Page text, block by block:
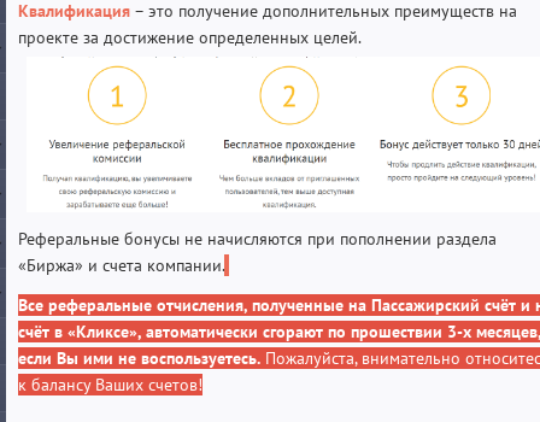
Квалификация – это получение дополнительных преимуществ на
проекте за достижение определенных целей.
Реферальные бонусы не начисляются при пополнении раздела
«Биржа» и счета компании.
Все реферальные отчисления, полученные на Пассажирский счёт и
счёт в «Кликсе», автоматически сгорают по прошествии 3-х
если Вы ими не воспользуетесь. Пожалуйста, внимательно
к балансу Ваших счетов!